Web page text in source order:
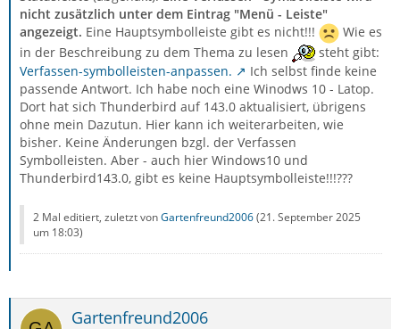
nicht zusätzlich unter dem Eintrag "Menü - Leiste"
angezeigt. Eine Hauptsymbolleiste gibt es nicht!!!
Wie es
in der Beschreibung zu dem Thema zu lesen
steht gibt:
Verfassen-symbolleisten-anpassen.
Ich selbst finde keine
passende Antwort. Ich habe noch eine Winodws 10 - Latop.
Dort hat sich Thunderbird auf 143.0 aktualisiert, übrigens
ohne mein Dazutun. Hier kann ich weiterarbeiten, wie
bisher. Keine Änderungen bzgl. der Verfassen
Symbolleisten. Aber - auch hier Windows10 und
Thunderbird143.0, gibt es keine Hauptsymbolleiste!!!???
2 Mal editiert, zuletzt vonGartenfreund2006(21. September 2025
um 18:03)
Gartenfreund2006